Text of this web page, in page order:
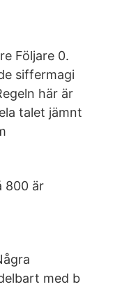
Följare 0.
siffermagi
här är
talet jämnt
800 är
med b